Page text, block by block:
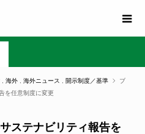
海外 海外ニュース 開示制度／基準
ブ
を任意制度に変更
ステナビリティ報告を